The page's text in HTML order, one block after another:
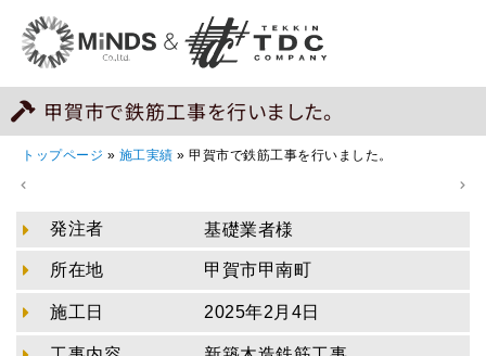
甲賀市で鉄筋工事を行いました。
トップページ » 施工実績 » 甲賀市で鉄筋工事を行いました。
発注者 基礎業者様
所在地 甲賀市甲南町
施工日 2025年2月4日